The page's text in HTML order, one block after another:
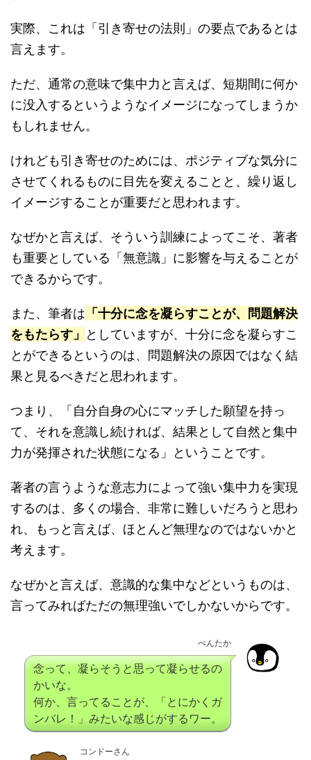
実際、これは「引き寄せの法則」の要点であるとは
言えます。
ただ、通常の意味で集中力と言えば、短期間に何か
に没入するというようなイメージになってしまうか
もしれません。
けれども引き寄せのためには、ポジティブな気分に
させてくれるものに目先を変えることと、繰り返し
イメージすることが重要だと思われます。
なぜかと言えば、そういう訓練によってこそ、著者
も重要としている「無意識」に影響を与えることが
できるからです。
また、筆者は 「十分に念を凝らすことが、問題解決
をもたらす」
としていますが、十分に念を凝らすこ
とができるというのは、問題解決の原因ではなく結
果と見るべきだと思われます。
つまり、「自分自身の心にマッチした願望を持っ
て、それを意識し続ければ、結果として自然と集中
力が発揮された状態になる」ということです。
著者の言うような意志力によって強い集中力を実現
するのは、多くの場合、非常に難しいだろうと思わ
れ、もっと言えば、ほとんど無理なのではないかと
考えます。
なぜかと言えば、意識的な集中などというものは、
言ってみればただの無理強いでしかないからです。
ぺんたか
念って、凝らそうと思って凝らせるの
かいな。
何か、言ってることが、「とにかくガ
ンバレ！」みたいな感じがするワー。
コンドーさん